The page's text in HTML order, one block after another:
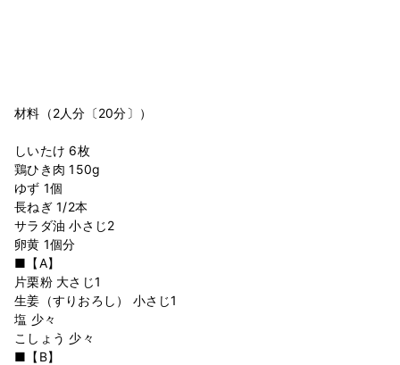
材料（2人分〔20分〕）
しいたけ 6枚
鶏ひき肉 150g
ゆず 1個
長ねぎ 1/2本
サラダ油 小さじ2
卵黄 1個分
■【A】
片栗粉 大さじ1
生姜（すりおろし） 小さじ1
塩 少々
こしょう 少々
■【B】